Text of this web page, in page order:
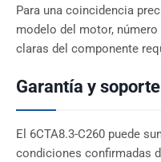
Para una coincidencia
modelo del motor,
claras del componente
Garantía y
El 6CTA8.3-C260 puede
condiciones confirmadas